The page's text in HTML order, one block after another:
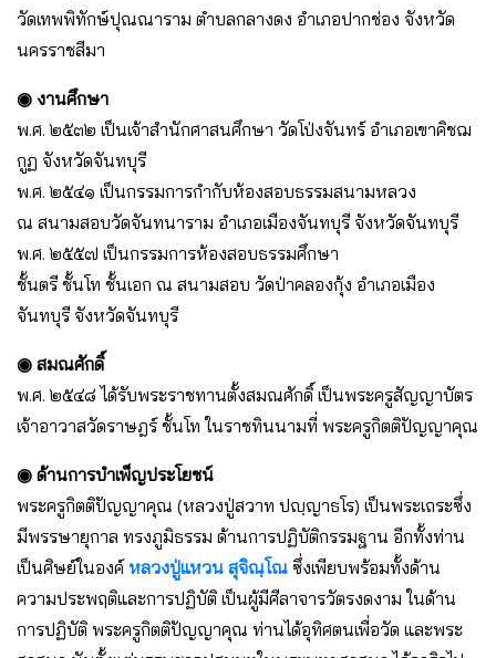
วัดเทพพิทักษ์ปุณณาราม ตำบลกลางดง อำเภอปากช่อง จังหวัด
นครราชสีมา
◉ งานศึกษา
พ.ศ. ๒๕๓๒ เป็นเจ้าสำนักศาสนศึกษา วัดโป่งจันทร์ อำเภอเขาคิชฌ
กูฏ จังหวัดจันทบุรี
พ.ศ. ๒๕๔๑ เป็นกรรมการกำกับห้องสอบธรรมสนามหลวง
ณ สนามสอบวัดจันทนาราม อำเภอเมืองจันทบุรี จังหวัดจันทบุรี
พ.ศ. ๒๕๕๗ เป็นกรรมการห้องสอบธรรมศึกษา
ชั้นตรี ชั้นโท ชั้นเอก ณ สนามสอบ วัดป่าคลองกุ้ง อำเภอเมือง
จันทบุรี จังหวัดจันทบุรี
◉ สมณศักดิ์
พ.ศ. ๒๕๔๘ ได้รับพระราชทานตั้งสมณศักดิ์ เป็นพระครูสัญญาบัตร
เจ้าอาวาสวัดราษฎร์ ชั้นโท ในราชทินนามที่ พระครูกิตติปัญญาคุณ
◉ ด้านการบำเพ็ญประโยชน์
พระครูกิตติปัญญาคุณ (หลวงปู่สวาท ปญฺญาธโร) เป็นพระเถระซึ่ง
มีพรรษายุกาล ทรงภูมิธรรม ด้านการปฏิบัติกรรมฐาน อีกทั้งท่าน
เป็นศิษย์ในองค์ หลวงปู่แหวน สุจิณฺโณ ซึ่งเพียบพร้อมทั้งด้าน
ความประพฤติและการปฏิบัติ เป็นผู้มีศีลาจารวัตรงดงาม ในด้าน
การปฏิบัติ พระครูกิตติปัญญาคุณ ท่านได้อุทิศตนเพื่อวัด และพระ